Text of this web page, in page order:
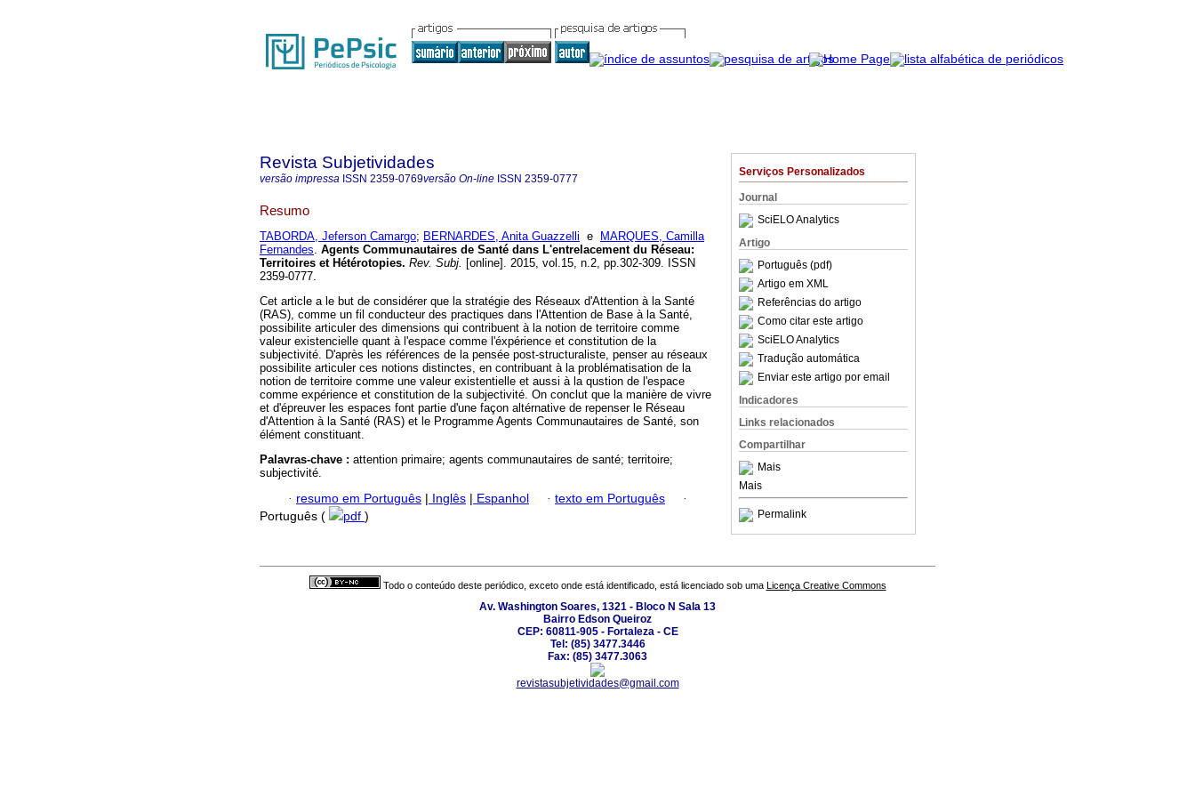
Serviços Personalizados
Journal
SciELO Analytics
Artigo
Português (pdf)
Artigo em XML
Referências do artigo
Como citar este artigo
SciELO Analytics
Tradução automática
Enviar este artigo por email
Indicadores
Links relacionados
Compartilhar
Mais
Mais
Permalink
Revista Subjetividades
versão impressa ISSN 2359-0769versão On-line ISSN 2359-0777
Resumo
TABORDA, Jeferson Camargo; BERNARDES, Anita Guazzelli e
MARQUES, Camilla
Fernandes. Agents Communautaires de Santé dans L'entrelacement du Réseau:
Territoires et Hétérotopies. Rev. Subj. [online]. 2015, vol.15, n.2, pp.302-309. ISSN
2359-0777.
Cet article a le but de considérer que la stratégie des Réseaux d'Attention à la Santé
(RAS), comme un fil conducteur des practiques dans l'Attention de Base à la Santé,
possibilite articuler des dimensions qui contribuent à la notion de territoire comme
valeur existencielle quant à l'espace comme l'éxpérience et constitution de la
subjectivité. D'après les références de la pensée post-structuraliste, penser au réseaux
possibilite articuler ces notions distinctes, en contribuant à la problématisation de la
notion de territoire comme une valeur existentielle et aussi à la qustion de l'espace
comme expérience et constitution de la subjectivité. On conclut que la manière de vivre
et d'épreuver les espaces font partie d'une façon altérnative de repenser le Réseau
d'Attention à la Santé (RAS) et le Programme Agents Communautaires de Santé, son
élément constituant.
Palavras-chave : attention primaire; agents communautaires de santé; territoire;
subjectivité.
· resumo em Português | Inglês | Espanhol · texto em Português
·
Português (
pdf )
Todo o conteúdo deste periódico, exceto onde está identificado, está licenciado sob uma Licença Creative Commons
Av. Washington Soares, 1321 - Bloco N Sala 13
Bairro Edson Queiroz
CEP: 60811-905 - Fortaleza - CE
Tel: (85) 3477.3446
Fax: (85) 3477.3063
revistasubjetividades@gmail.com